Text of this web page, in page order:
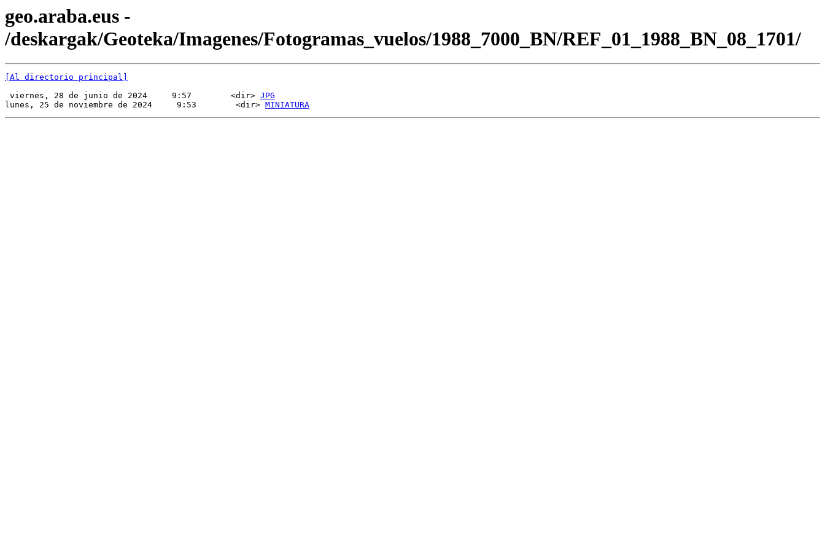
geo.araba.eus -
/deskargak/Geoteka/Imagenes/Fotogramas_vuelos/1988_7000_BN/REF_01_1988_BN_08_1701/
[Al directorio principal]
viernes, 28 de junio de 2024     9:57        <dir> JPG
lunes, 25 de noviembre de 2024     9:53        <dir> MINIATURA